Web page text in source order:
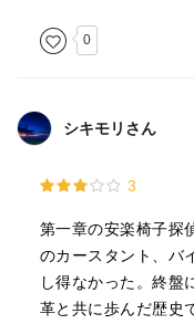
0
シキモリさん
3
第一章の安楽椅子探
のカースタント、バ
し得なかった。終盤
革と共に歩んだ歴史